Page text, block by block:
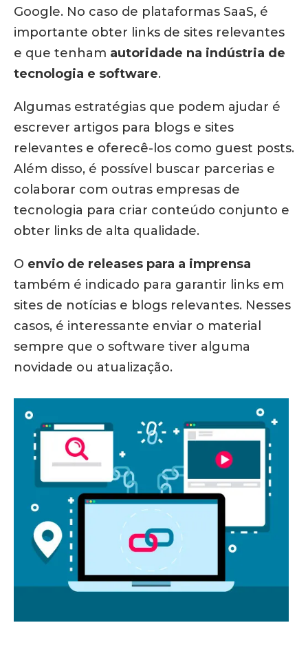
Google. No caso de plataformas SaaS, é
importante obter links de sites relevantes
e que tenham autoridade na indústria de
tecnologia e software.
Algumas estratégias que podem ajudar é
escrever artigos para blogs e sites
relevantes e oferecê-los como guest posts.
Além disso, é possível buscar parcerias e
colaborar com outras empresas de
tecnologia para criar conteúdo conjunto e
obter links de alta qualidade.
O envio de releases para a imprensa
também é indicado para garantir links em
sites de notícias e blogs relevantes. Nesses
casos, é interessante enviar o material
sempre que o software tiver alguma
novidade ou atualização.